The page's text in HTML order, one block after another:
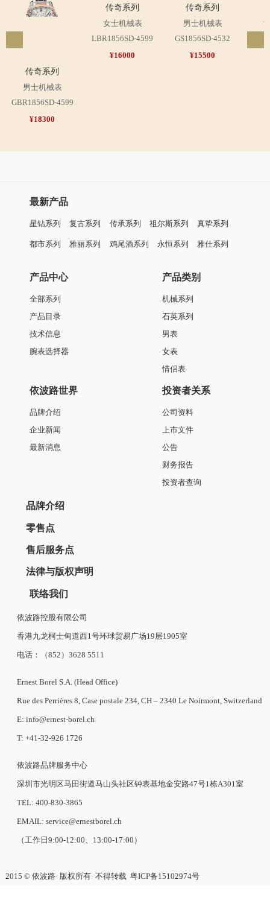
传奇系列
男士机械表
GBR1856SD-4599
¥18300
传奇系列
女士机械表
LBR1856SD-4599
¥16000
传奇系列
男士机械表
GS1856SD-4532
¥15500
最新产品
星钻系列 复古系列 传承系列 祖尔斯系列 真挚系列
都市系列 雅丽系列 鸡尾酒系列 永恒系列 雅仕系列
产品中心
全部系列
产品目录
技术信息
腕表选择器
产品类别
机械系列
石英系列
男表
女表
情侣表
依波路世界
品牌介绍
企业新闻
最新消息
投资者关系
公司资料
上市文件
公告
财务报告
投资者查询
品牌介绍
零售点
售后服务点
法律与版权声明
联络我们
依波路控股有限公司
香港九龙柯士甸道西1号环球贸易广场19层1905室
电话：（852）3628 5511
Ernest Borel S.A. (Head Office)
Rue des Perrières 8, Case postale 234, CH – 2340 Le Noirmont, Switzerland
E: info@ernest-borel.ch
T: +41-32-926 1726
依波路品牌服务中心
深圳市光明区马田街道马山头社区钟表基地金安路47号1栋A301室
TEL: 400-830-3865
EMAIL: service@ernestborel.ch
（工作日9:00-12:00、13:00-17:00）
2015 © 依波路· 版权所有· 不得转载粤ICP备15102974号